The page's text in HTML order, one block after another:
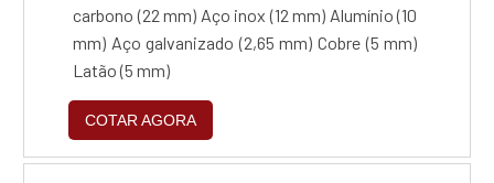
carbono (22 mm)‍ ‍Aço inox (12 mm)‍ ‍Alumínio (10
mm)‍ ‍Aço galvanizado (2,65 mm)‍ ‍Cobre (5 mm)
‍‍Latão (5 mm)
COTAR AGORA